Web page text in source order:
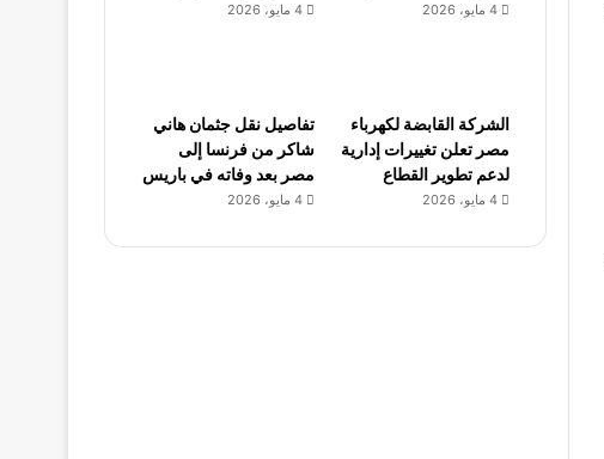
4 مايو، 2026 4 مايو، 2026
الشركة القابضة لكهرباء
مصر تعلن تغييرات إدارية
لدعم تطوير القطاع
4 مايو، 2026
تفاصيل نقل جثمان هاني
شاكر من فرنسا إلى
مصر بعد وفاته في باريس
4 مايو، 2026